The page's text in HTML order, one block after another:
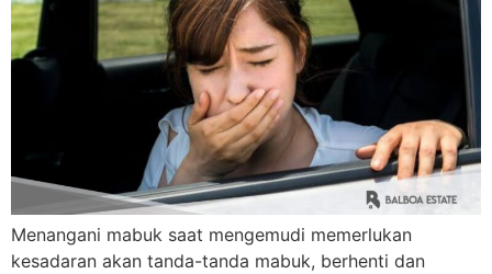
Menangani mabuk saat mengemudi memerlukan
kesadaran akan tanda-tanda mabuk, berhenti dan
Nama Lengkap